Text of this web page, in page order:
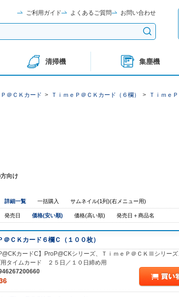
ご利用ガイド よくあるご質問 お問い合わせ
清掃機 集塵機
＠ＣＫカード > ＴｉｍｅＰ＠ＣＫカード（６欄） > Ｔｉｍｅ
向け
詳細一覧 一括購入 サムネイル(1列)(右メニュー用)
発売日 価格(安い順) 価格(高い順) 発売日＋商品名
＠ＣＫカード６欄Ｃ（１００枚）
カードC】ProP@CKシリーズ、ＴｉｍｅＰ＠ＣＫⅢシリー
タイムカード ２５日／１０日締め用